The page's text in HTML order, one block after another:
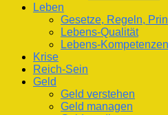
Leben
Gesetze, Regeln,
Lebens-Qualität
Lebens-Kompetenzen
Krise
Reich-Sein
Geld
Geld verstehen
Geld managen